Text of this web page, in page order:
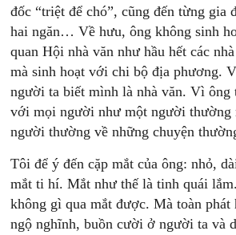
đốc “triệt để chó”, cũng đến từng gia
hai ngăn… Về hưu, ông không sinh
quan Hội nhà văn như hầu hết các
mà sinh hoạt với chi bộ địa phương.
người ta biết mình là nhà văn. Vì ông
với mọi người như một người thường
người thường về những chuyện
Tôi để ý đến cặp mắt của ông: nhỏ,
mắt ti hí. Mắt như thế là tinh quái
không gì qua mắt được. Mà toàn phát
ngộ nghĩnh, buồn cười ở người ta và